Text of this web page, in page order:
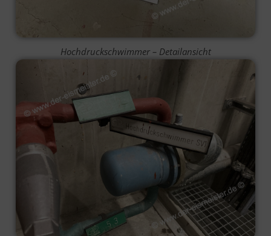
Hochdruckschwimmer – Detailansicht